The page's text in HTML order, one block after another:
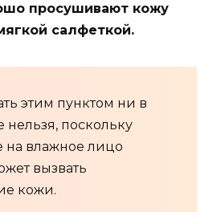
просушивают кожу
салфеткой.
этим пунктом ни в
нельзя, поскольку
на влажное лицо
вызвать
кожи.